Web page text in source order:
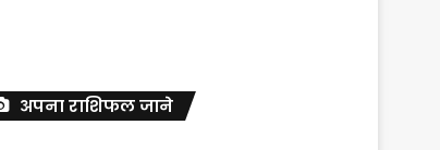
अपना राशिफल जाने